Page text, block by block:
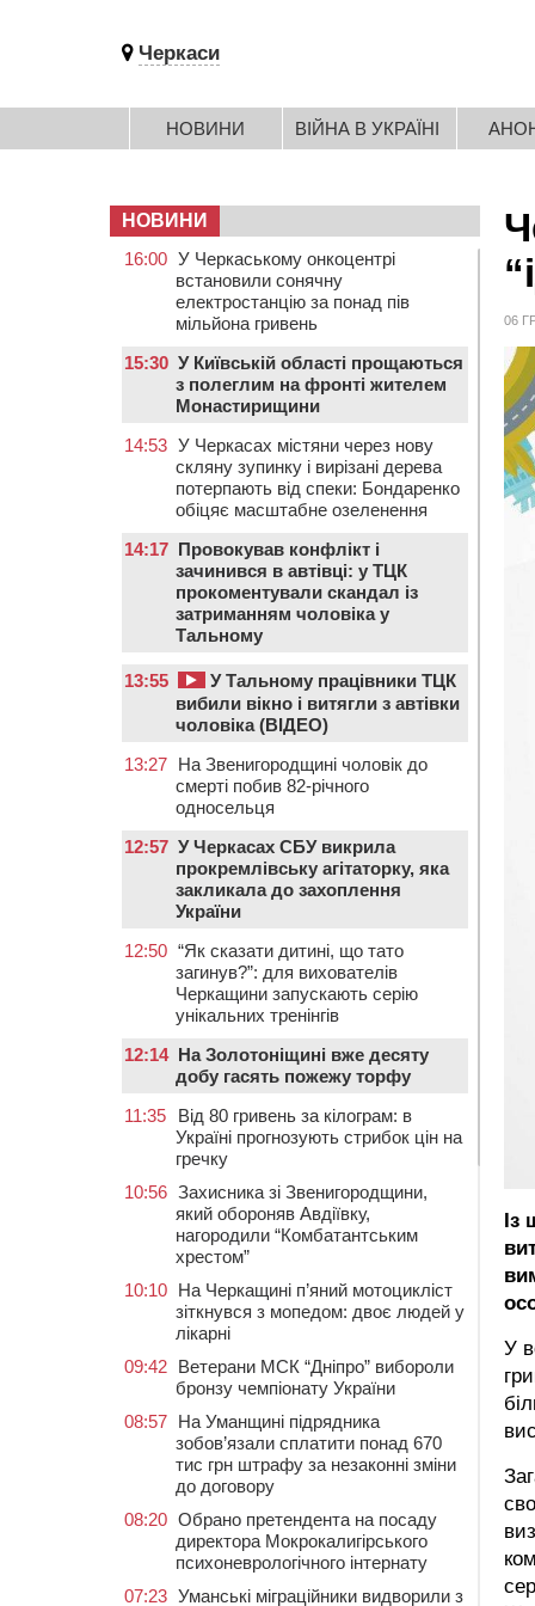
Черкаси
НОВИНИ ВІЙНА В УКРАЇНІ
06
У
НОВИНИ
16:00 У Черкаському онкоцентрі
встановили сонячну
електростанцію за понад пів
мільйона гривень
15:30 У Київській області прощаються
з полеглим на фронті жителем
Монастирищини
14:53 У Черкасах містяни через нову
скляну зупинку і вирізані дерева
потерпають від спеки: Бондаренко
обіцяє масштабне озеленення
14:17 Провокував конфлікт і
зачинився в автівці: у ТЦК
прокоментували скандал із
затриманням чоловіка у
Тальному
13:55
У Тальному працівники ТЦК
вибили вікно і витягли з автівки
чоловіка (ВІДЕО)
13:27 На Звенигородщині чоловік до
смерті побив 82-річного
односельця
12:57 У Черкасах СБУ викрила
прокремлівську агітаторку, яка
закликала до захоплення
України
12:50 “Як сказати дитині, що тато
загинув?”: для вихователів
Черкащини запускають серію
унікальних тренінгів
12:14 На Золотоніщині вже десяту
добу гасять пожежу торфу
11:35
Від 80 гривень за кілограм: в
Україні прогнозують стрибок цін на
гречку
10:56 Захисника зі Звенигородщини,
який обороняв Авдіївку,
нагородили “Комбатантським
хрестом”
10:10 На Черкащині п’яний мотоцикліст
зіткнувся з мопедом: двоє людей у
лікарні
09:42 Ветерани МСК “Дніпро” вибороли
бронзу чемпіонату України
08:57 На Уманщині підрядника
зобов’язали сплатити понад 670
тис грн штрафу за незаконні зміни
до договору
08:20 Обрано претендента на посаду
директора Мокрокалигірського
психоневрологічного інтернату
07:23 Уманські міграційники видворили з